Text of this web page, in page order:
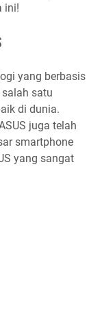
ini!
yang berbasis
satu
di dunia.
juga telah
smartphone
yang sangat